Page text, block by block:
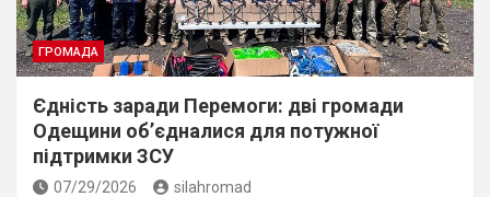
ГРОМАДА
Єдність заради Перемоги: дві громади
Одещини об’єдналися для потужної
підтримки ЗСУ
07/29/2026 silahromad